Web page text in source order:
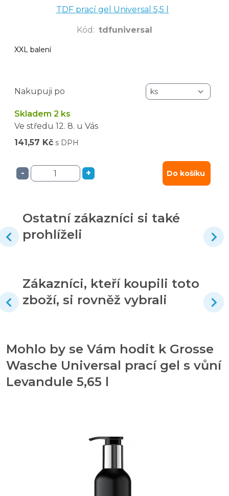
TDF prací gel Universal 5,5 l
Kód : tdfuniversal
XXL balení
Nakupuji po
Skladem 2 ks
Ve středu 12. 8. u Vás
141,57 Kč s DPH
- + Do košíku
Ostatní zákazníci si také
prohlíželi
Zákazníci, kteří koupili toto
zboží, si rovněž vybrali
Mohlo by se Vám hodit k Grosse
Wasche Universal prací gel s vůní
Levandule 5,65 l